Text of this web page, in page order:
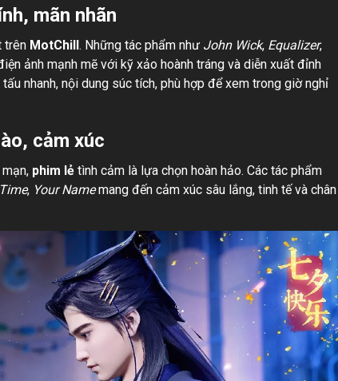
mãn nhãn
trên MotChill . Những tác phẩm như John Wick, Equalizer,
ảnh mạnh mẽ với kỹ xảo hoành tráng và diễn xuất đỉnh
nhanh, nội dung súc tích, phù hợp để xem trong giờ nghỉ
cảm xúc
phim lẻ tình cảm là lựa chọn hoàn hảo. Các tác phẩm
, Your Namemang đến cảm xúc sâu lắng, tinh tế và chân